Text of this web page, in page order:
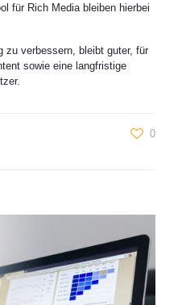
für Rich Media bleiben hierbei
zu verbessern, bleibt guter, für
sowie eine langfristige
0